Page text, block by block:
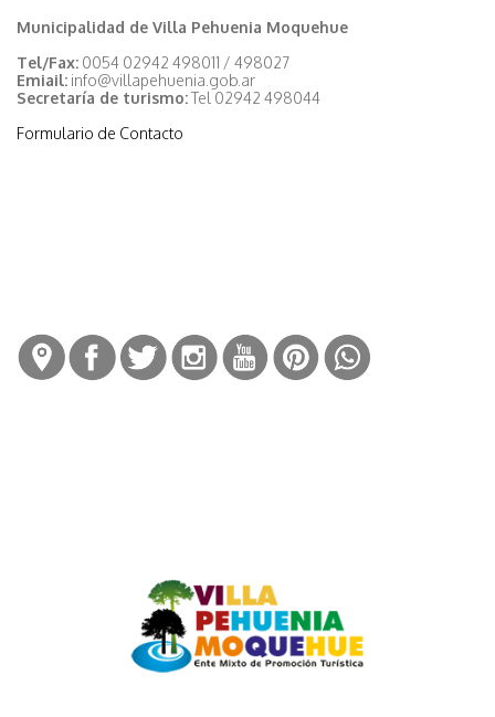
Municipalidad de Villa Pehuenia Moquehue
Tel/Fax: 0054 02942 498011 / 498027
Emiail: info@villapehuenia.gob.ar
Secretaría de turismo:Tel 02942 498044
Formulario de Contacto